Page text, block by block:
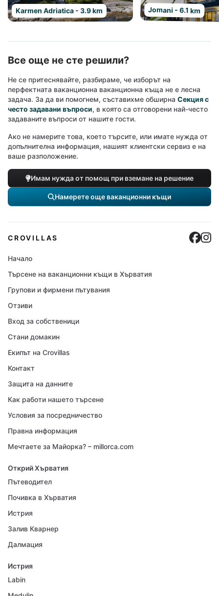
Karmen Adriatica - 3.9 km Jomani - 6.1 km
Все още не сте решили?
Не се притеснявайте, разбираме, че изборът на
перфектната ваканционна ваканционна къща не е лесна
задача. За да ви помогнем, съставихме обширна Секция с
често задавани въпроси, в която са отговорени най-често
задаваните въпроси от нашите гости.
Ако не намерите това, което търсите, или имате нужда от
допълнителна информация, нашият клиентски сервиз е на
ваше разположение.
Имам нужда от помощ при вземане на решение
Намерете още ваканционни къщи
CROVILLAS
Начало
Търсене на ваканционни къщи в Хърватия
Групови и фирмени пътувания
Отзиви
Вход за собственици
Стани домакин
Екипът на Crovillas
Контакт
Защита на данните
Как работи нашето търсене
Условия за посредничество
Правна информация
Мечтаете за Майорка? – millorca.com
Открий Хърватия
Пътеводител
Почивка в Хърватия
Истрия
Залив Кварнер
Далмация
Истрия
Labin